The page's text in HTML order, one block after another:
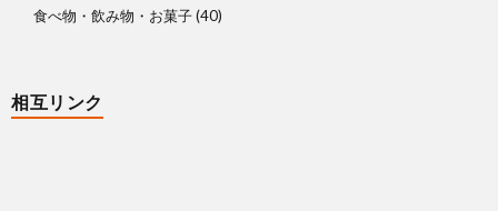
食べ物・飲み物・お菓子(40)
相互リンク